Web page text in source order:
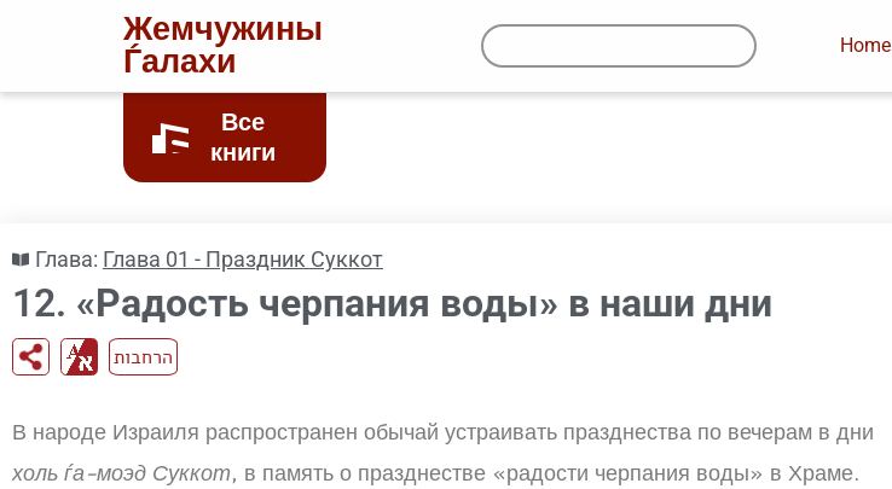
Жемчужины
Ѓалахи Home
Все
книги
Глава: Глава 01 - Праздник Суккот
12. «Радость черпания воды» в наши дни
הרחבות
В народе Израиля распространен обычай устраивать празднества по вечерам в дни
холь ѓа-моэд Суккот, в память о празднестве «радости черпания воды» в Храме.